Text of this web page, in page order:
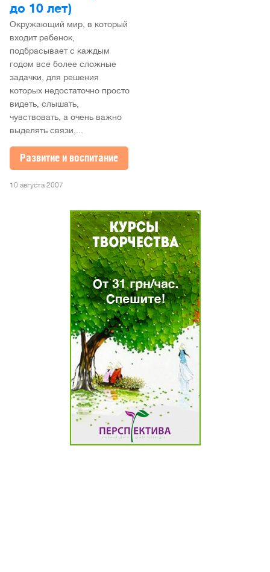
до 10 лет)
Окружающий мир, в который
входит ребенок,
подбрасывает с каждым
годом все более сложные
задачки, для решения
которых недостаточно просто
видеть, слышать,
чувствовать, а очень важно
выделять связи,...
Развитие и воспитание
10 августа 2007